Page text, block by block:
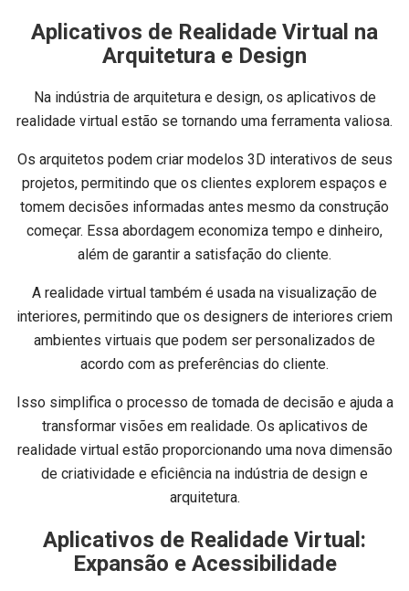
Aplicativos de Realidade Virtual na
Arquitetura e Design
Na indústria de arquitetura e design, os aplicativos de
realidade virtual estão se tornando uma ferramenta valiosa.
Os arquitetos podem criar modelos 3D interativos de seus
projetos, permitindo que os clientes explorem espaços e
tomem decisões informadas antes mesmo da construção
começar. Essa abordagem economiza tempo e dinheiro,
além de garantir a satisfação do cliente.
A realidade virtual também é usada na visualização de
interiores, permitindo que os designers de interiores criem
ambientes virtuais que podem ser personalizados de
acordo com as preferências do cliente.
Isso simplifica o processo de tomada de decisão e ajuda a
transformar visões em realidade. Os aplicativos de
realidade virtual estão proporcionando uma nova dimensão
de criatividade e eficiência na indústria de design e
arquitetura.
Aplicativos de Realidade Virtual:
Expansão e Acessibilidade